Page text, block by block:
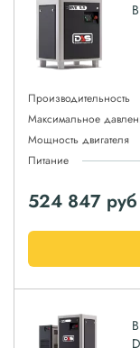
Производительность
Максимальное
Мощность двигателя
Питание
524 847 руб
D